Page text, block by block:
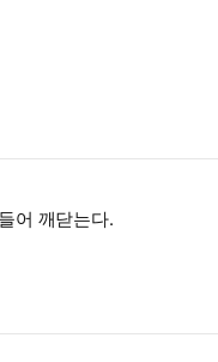
어 깨닫는다.